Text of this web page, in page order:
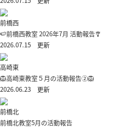
前橋西
🍉前橋西教室 2026年7月 活動報告🎐
2026.07.15 更新
高崎東
🦁高崎東教室５月の活動報告②🦁
2026.06.23 更新
前橋北
前橋北教室5月の活動報告